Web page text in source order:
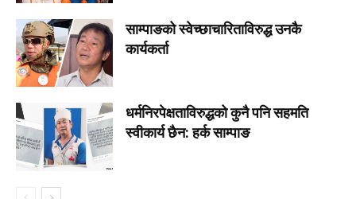
साम्पाङको स्वेच्छाचारिताविरुद्ध उनकै
कार्यकर्ता
धर्मनिरपेक्षताविरुद्धको कुनै पनि सहमति
स्वीकार्य छैन: हर्क साम्पाङ